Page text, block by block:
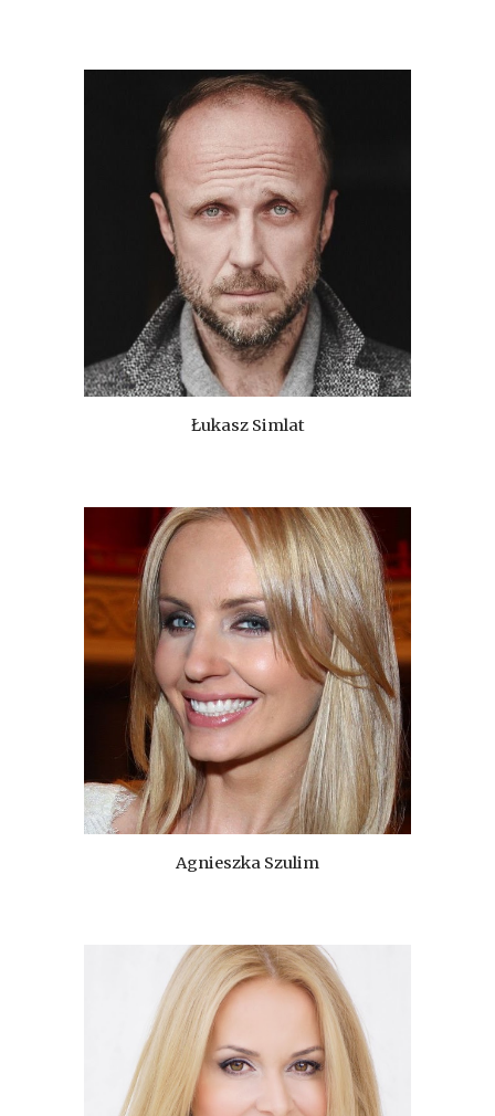
Łukasz Simlat
Agnieszka Szulim